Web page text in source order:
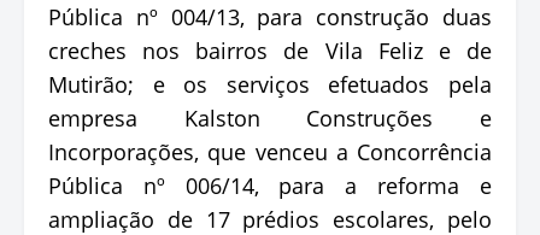
Pública nº 004/13, para construção duas
creches nos bairros de Vila Feliz e de
Mutirão; e os serviços efetuados pela
empresa Kalston Construções e
Incorporações, que venceu a Concorrência
Pública nº 006/14, para a reforma e
ampliação de 17 prédios escolares, pelo